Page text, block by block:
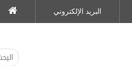
البريد الإلكتروني